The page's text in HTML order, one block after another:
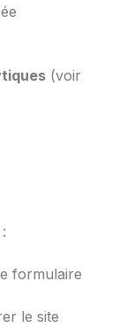
(voir
formulaire
le site